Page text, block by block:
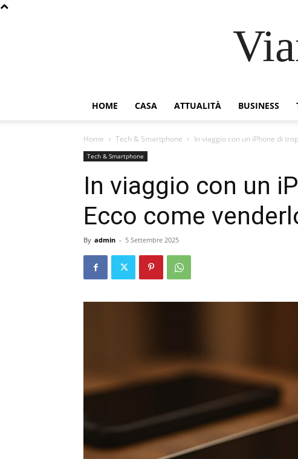
HOME CASA ATTUALITÀ BUSINESS
Home Tech & Smartphone In viaggio con un iPhone di
Tech & Smartphone
In viaggio con un
Ecco come
By admin - 5 Settembre 2025